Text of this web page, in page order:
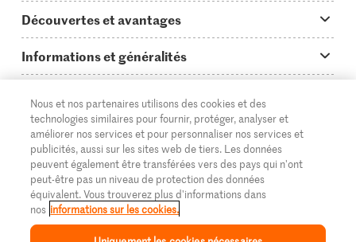
Idées de menus
Plats principaux
Simple & vite prêt
Apéritif
Préparations au four
Enfants & famille
Découvertes et avantages
On en parle...
Tutoriels
Glossaire des ingrédients
Login Migusto
Magazine Migusto
Informations et généralités
Questions concernant Migusto
Cuisiner avec Migusto
Service clientèle & contact
Publicité
Impressum
Supermarché
Migros Online
À propos de Migros
Magasins
© 2026 La Fédération des coopératives Migros
DE FR IT
Nous et nos partenaires utilisons des cookies et des
technologies similaires pour fournir, protéger, analyser et
améliorer nos services et pour personnaliser nos services et
publicités, aussi sur les sites web de tiers. Les données
peuvent également être transférées vers des pays qui n'ont
peut-être pas un niveau de protection des données
équivalent. Vous trouverez plus d'informations dans
nos informations sur les cookies.